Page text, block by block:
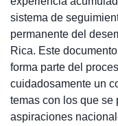
sistema de
permanente del
Rica. Este documento
forma parte del
cuidadosamente un
temas con los que se
aspiraciones